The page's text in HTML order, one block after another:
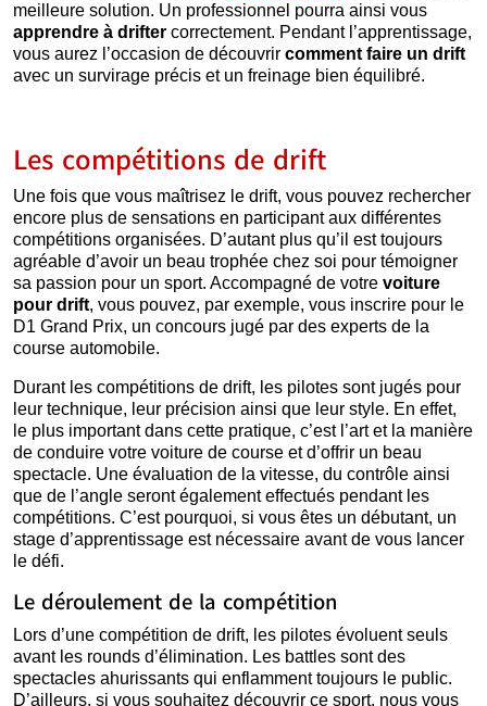
meilleure solution. Un professionnel pourra ainsi vous
apprendre à drifter correctement. Pendant l’apprentissage,
vous aurez l’occasion de découvrir comment faire un drift
avec un survirage précis et un freinage bien équilibré.
Les compétitions de drift
Une fois que vous maîtrisez le drift, vous pouvez rechercher
encore plus de sensations en participant aux différentes
compétitions organisées. D’autant plus qu’il est toujours
agréable d’avoir un beau trophée chez soi pour témoigner
sa passion pour un sport. Accompagné de votre voiture
pour drift, vous pouvez, par exemple, vous inscrire pour le
D1 Grand Prix, un concours jugé par des experts de la
course automobile.
Durant les compétitions de drift, les pilotes sont jugés pour
leur technique, leur précision ainsi que leur style. En effet,
le plus important dans cette pratique, c’est l’art et la manière
de conduire votre voiture de course et d’offrir un beau
spectacle. Une évaluation de la vitesse, du contrôle ainsi
que de l’angle seront également effectués pendant les
compétitions. C’est pourquoi, si vous êtes un débutant, un
stage d’apprentissage est nécessaire avant de vous lancer
le défi.
Le déroulement de la compétition
Lors d’une compétition de drift, les pilotes évoluent seuls
avant les rounds d’élimination. Les battles sont des
spectacles ahurissants qui enflamment toujours le public.
D’ailleurs, si vous souhaitez découvrir ce sport, nous vous